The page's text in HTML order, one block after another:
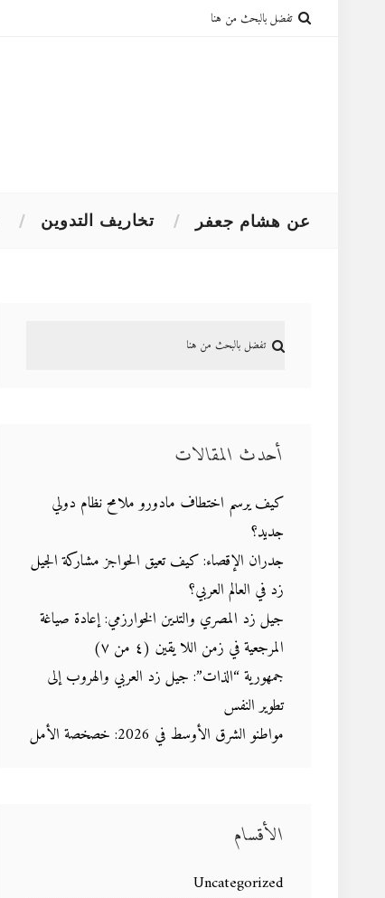
تخاريف التدوين عن هشام جعفر
أحدث المقالات
كيف يرسم اختطاف مادورو ملامح نظام دولي
جديد؟
جدران الإقصاء: كيف تعيق الحواجز مشاركة الجيل
زد في العالم العربي؟
جيل زد المصري والتدين الخوارزمي: إعادة صياغة
المرجعية في زمن اللا يقين (٤ من ٧)
جمهورية “الذات”: جيل زد العربي والهروب إلى
تطوير النفس
مواطنو الشرق الأوسط في 2026: خصخصة الأمل
الأقسام
Uncategorized